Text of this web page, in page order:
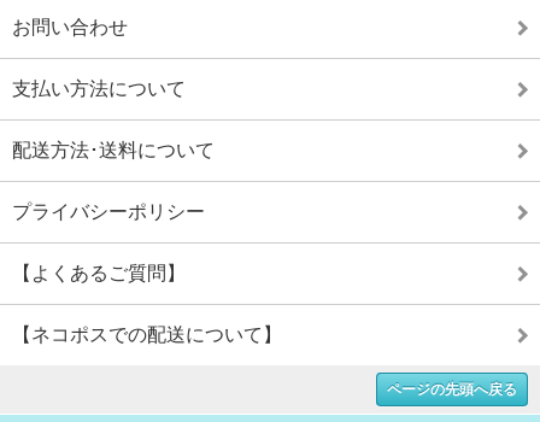
お問い合わせ
支払い方法について
配送方法･送料について
プライバシーポリシー
【よくあるご質問】
【ネコポスでの配送について】
ページの先頭へ戻る